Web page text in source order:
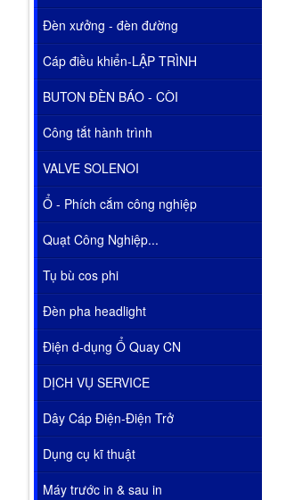
Đèn xưởng - đèn đường
Cáp điều khiển-LẬP TRÌNH
BUTON ĐÈN BÁO - CÒI
Công tắt hành trình
VALVE SOLENOI
Ổ - Phích cắm công nghiệp
Quạt Công Nghiệp...
Tụ bù cos phi
Đèn pha headlight
Điện d-dụng Ổ Quay CN
DỊCH VỤ SERVICE
Dây Cáp Điện-Điện Trở
Dụng cụ kĩ thuật
Máy trước in & sau in